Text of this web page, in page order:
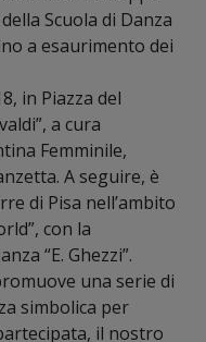
Scuola di Danza
a esaurimento dei
in Piazza del
a cura
Femminile,
A seguire, è
di Pisa nell’ambito
con la
“E. Ghezzi”.
una serie di
simbolica per
il nostro